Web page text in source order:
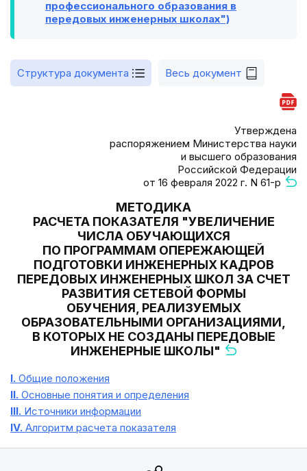
профессионального образования в
передовых инженерных школах")
Структура документа Весь документ
Утверждена
распоряжением Министерства науки
и высшего образования
Российской Федерации
от 16 февраля 2022 г. N 61-р
МЕТОДИКА
РАСЧЕТА ПОКАЗАТЕЛЯ "УВЕЛИЧЕНИЕ
ЧИСЛА ОБУЧАЮЩИХСЯ
ПО ПРОГРАММАМ ОПЕРЕЖАЮЩЕЙ
ПОДГОТОВКИ ИНЖЕНЕРНЫХ КАДРОВ
ПЕРЕДОВЫХ ИНЖЕНЕРНЫХ ШКОЛ ЗА СЧЕТ
РАЗВИТИЯ СЕТЕВОЙ ФОРМЫ
ОБУЧЕНИЯ, РЕАЛИЗУЕМЫХ
ОБРАЗОВАТЕЛЬНЫМИ ОРГАНИЗАЦИЯМИ,
В КОТОРЫХ НЕ СОЗДАНЫ ПЕРЕДОВЫЕ
ИНЖЕНЕРНЫЕ ШКОЛЫ"
I. Общие положения
II. Основные понятия и определения
III. Источники информации
IV. Алгоритм расчета показателя